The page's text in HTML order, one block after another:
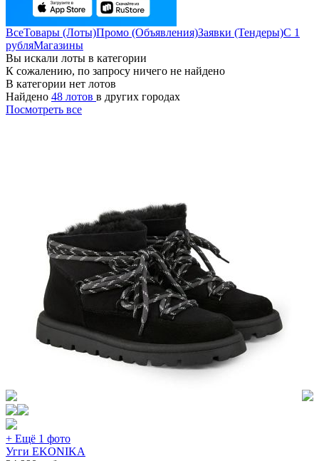
ВсеТовары (Лоты)Промо (Объявления)Заявки (Тендеры)С 1
рубляМагазины
Вы искали лоты в категории
К сожалению, по запросу ничего не найдено
В категории нет лотов
Найдено 48 лотов в других городах
Посмотреть все
+ Ещё 1 фото
Угги EKONIKA